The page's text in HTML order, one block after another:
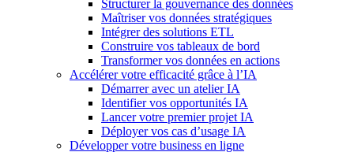
Structurer la gouvernance des données
Maîtriser vos données stratégiques
Intégrer des solutions ETL
Construire vos tableaux de bord
Transformer vos données en actions
Accélérer votre efficacité grâce à l’IA
Démarrer avec un atelier IA
Identifier vos opportunités IA
Lancer votre premier projet IA
Déployer vos cas d’usage IA
Développer votre business en ligne